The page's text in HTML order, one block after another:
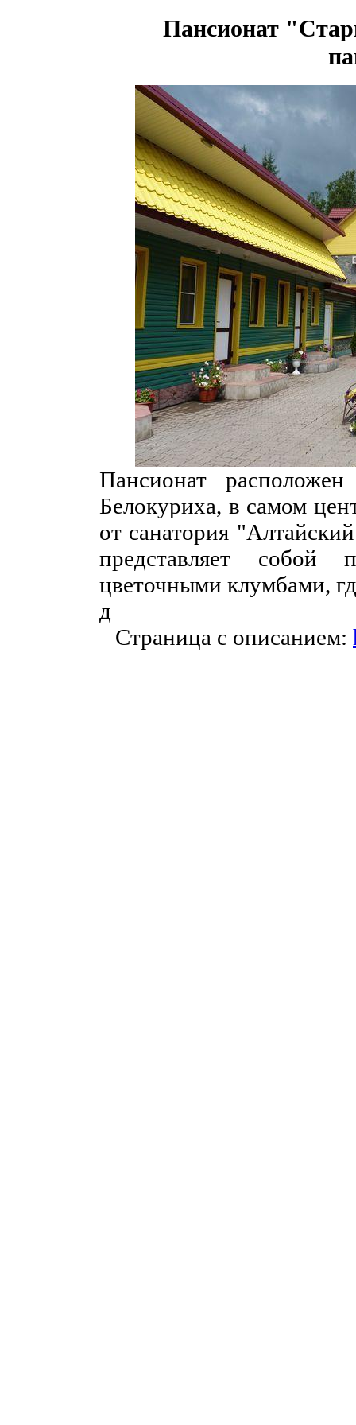
Пансионат
Пансионат
Белокуриха, в самом
от санатория
представляет
цветочными клумбами,
д
Страница с описанием: